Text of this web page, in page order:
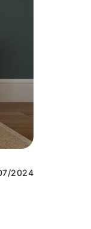
2024